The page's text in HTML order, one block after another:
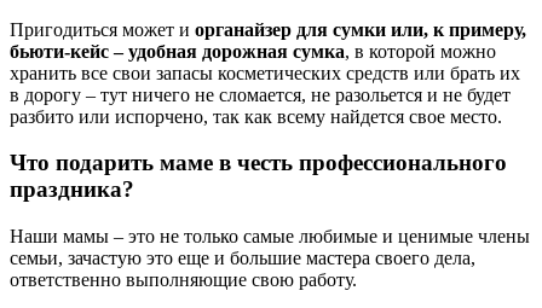
Пригодиться может и органайзер для сумки или, к примеру,
бьюти-кейс – удобная дорожная сумка, в которой можно
хранить все свои запасы косметических средств или брать их
в дорогу – тут ничего не сломается, не разольется и не будет
разбито или испорчено, так как всему найдется свое место.
Что подарить маме в честь профессионального
праздника?
Наши мамы – это не только самые любимые и ценимые члены
семьи, зачастую это еще и большие мастера своего дела,
ответственно выполняющие свою работу.